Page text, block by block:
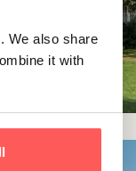
We also share
it with